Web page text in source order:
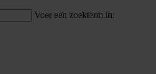
Voer een zoekterm in: